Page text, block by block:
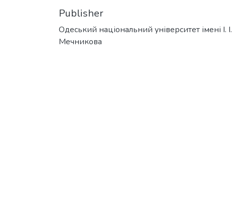
Publisher
Одеський національний університет імені І. І.
Мечникова